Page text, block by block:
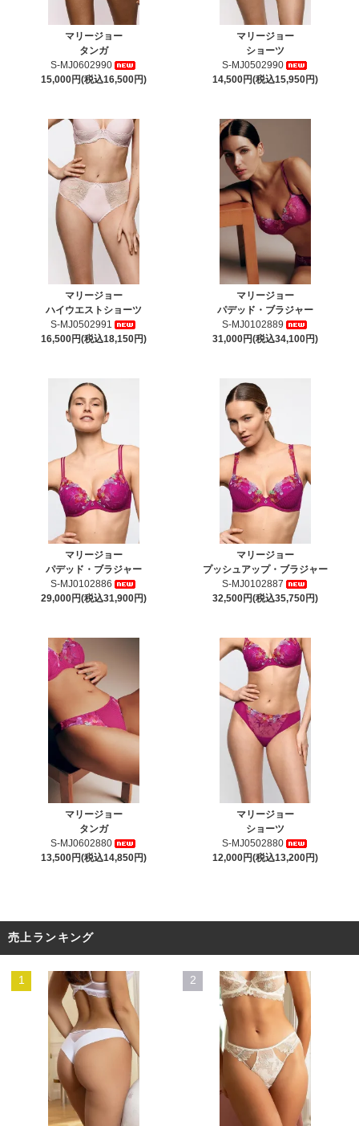
マリージョー
タンガ
S-MJ0602990
15,000円(税込16,500円)
マリージョー
ショーツ
S-MJ0502990
14,500円(税込15,950円)
マリージョー
ハイウエストショーツ
S-MJ0502991
16,500円(税込18,150円)
マリージョー
パデッド・ブラジャー
S-MJ0102889
31,000円(税込34,100円)
マリージョー
パデッド・ブラジャー
S-MJ0102886
29,000円(税込31,900円)
マリージョー
プッシュアップ・ブラジャー
S-MJ0102887
32,500円(税込35,750円)
マリージョー
タンガ
S-MJ0602880
13,500円(税込14,850円)
マリージョー
ショーツ
S-MJ0502880
12,000円(税込13,200円)
売上ランキング
1 2